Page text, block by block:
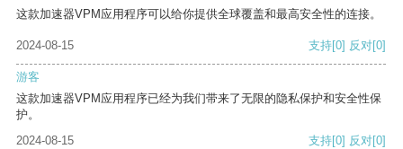
这款加速器VPM应用程序可以给你提供全球覆盖和最高安全性的连接。
2024-08-15 支持[0] 反对[0]
游客
这款加速器VPM应用程序已经为我们带来了无限的隐私保护和安全性保
护。
2024-08-15
支持[0] 反对[0]